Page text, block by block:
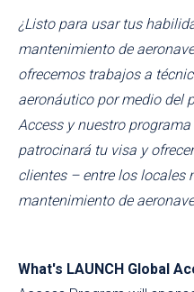
¿Listo para usar tus
mantenimiento de
ofrecemos trabajos a
aeronáutico por medio del
Access y nuestro programa
patrocinará tu visa y
clientes – entre los locales
mantenimiento de
What's LAUNCH Global